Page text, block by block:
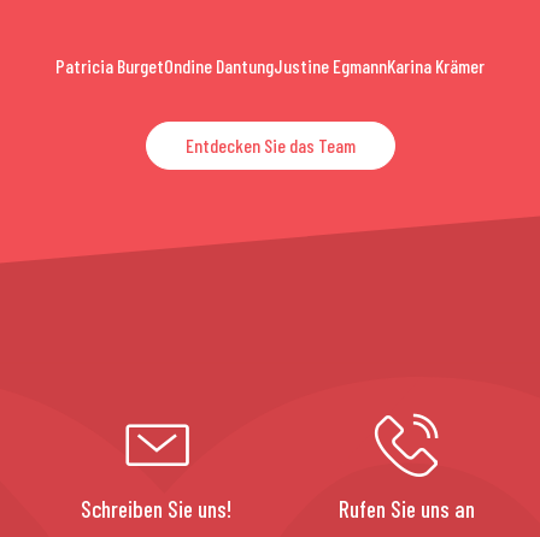
Patricia BurgetOndine DantungJustine EgmannKarina Krämer
Entdecken Sie das Team
Schreiben Sie uns! Rufen Sie uns an